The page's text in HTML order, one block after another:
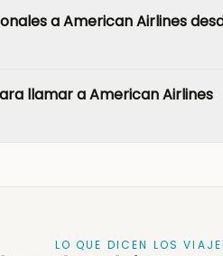
a American Airlines
llamar a American Airlines
LO QUE DICEN LOS